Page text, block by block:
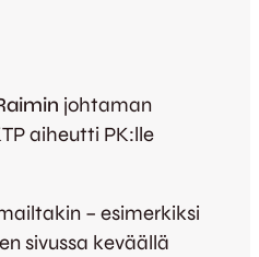
johtaman
aiheutti PK:lle
– esimerkiksi
sivussa keväällä